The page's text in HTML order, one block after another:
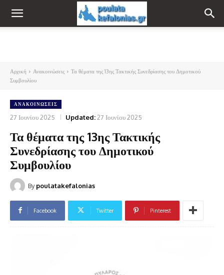
Αρχική Ανακοινώσεις
Τα θέματα της 13ης Τακτικής Συνεδρίασης του Δημοτικού
Συμβουλίου
ΑΝΑΚΟΙΝΏΣΕΙΣ
27 Ιουνίου 2025 Updated:27 Ιουνίου 2025
Τα θέματα της 13ης Τακτικής
Συνεδρίασης του Δημοτικού
Συμβουλίου
By poulatakefalonias
Facebook Twitter Pinterest